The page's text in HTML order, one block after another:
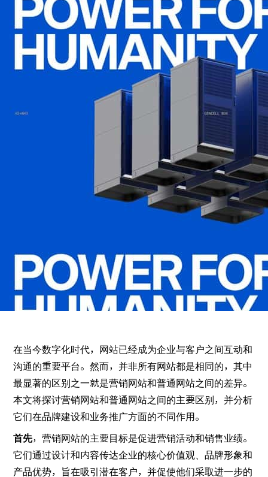
在当今数字化时代，网站已经成为企业与客户之间互动和
沟通的重要平台。然而，并非所有网站都是相同的，其中
最显著的区别之一就是营销网站和普通网站之间的差异。
本文将探讨营销网站和普通网站之间的主要区别，并分析
它们在品牌建设和业务推广方面的不同作用。
首先，营销网站的主要目标是促进营销活动和销售业绩。
它们通过设计和内容传达企业的核心价值观、品牌形象和
产品优势，旨在吸引潜在客户，并促使他们采取进一步的